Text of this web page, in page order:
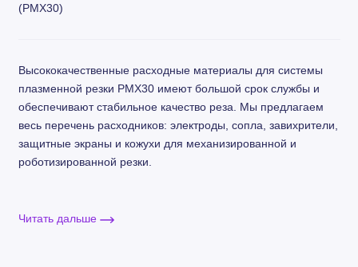
(PMX30)
Высококачественные расходные материалы для системы
плазменной резки PMX30 имеют большой срок службы и
обеспечивают стабильное качество реза. Мы предлагаем
весь перечень расходников: электроды, сопла, завихрители,
защитные экраны и кожухи для механизированной и
роботизированной резки.
доставки наши клиенты имеют возможность получить
Читать дальше